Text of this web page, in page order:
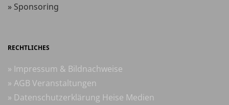
» Sponsoring
RECHTLICHES
» Impressum & Bildnachweise
» AGB Veranstaltungen
» Datenschutzerklärung Heise Medien